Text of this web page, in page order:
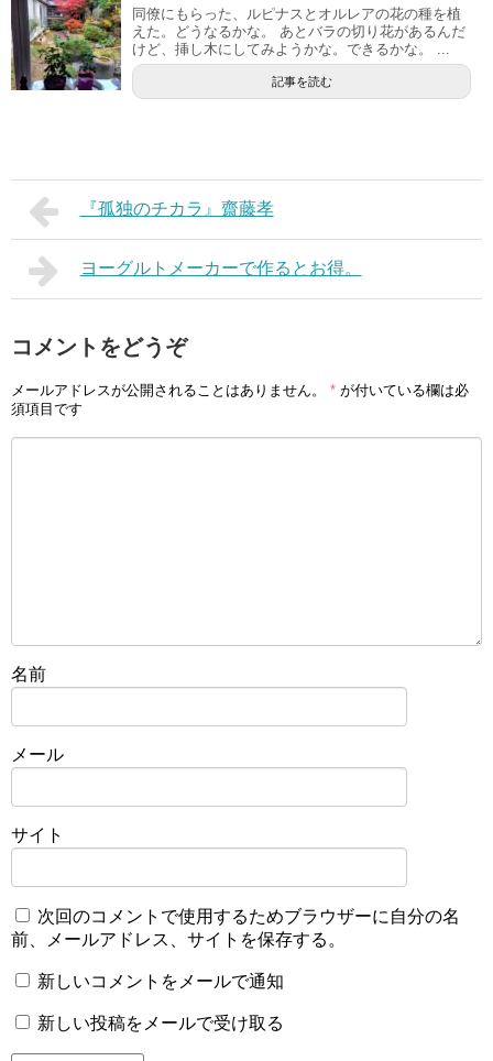
同僚にもらった、ルピナスとオルレアの花の種を植
えた。どうなるかな。 あとバラの切り花があるんだ
けど、挿し木にしてみようかな。できるかな。 ...
記事を読む
『孤独のチカラ』齋藤孝
ヨーグルトメーカーで作るとお得。
コメントをどうぞ
メールアドレスが公開されることはありません。 * が付いている欄は必
須項目です
名前
メール
サイト
次回のコメントで使用するためブラウザーに自分の名
前、メールアドレス、サイトを保存する。
新しいコメントをメールで通知
新しい投稿をメールで受け取る